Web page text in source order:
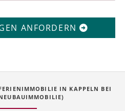
ANFORDERN
IN KAPPELN BEI